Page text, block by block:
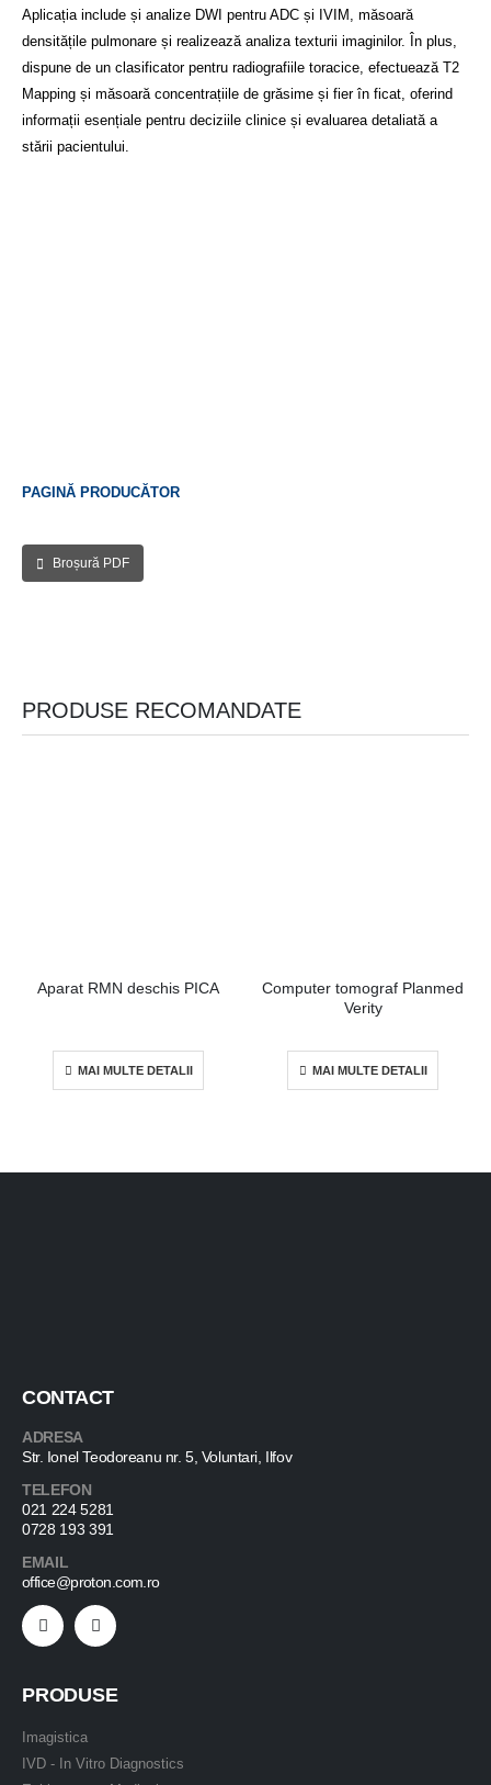
Aplicația include și analize DWI pentru ADC și IVIM, măsoară
densitățile pulmonare și realizează analiza texturii imaginilor. În plus,
dispune de un clasificator pentru radiografiile toracice, efectuează T2
Mapping și măsoară concentrațiile de grăsime și fier în ficat, oferind
informații esențiale pentru deciziile clinice și evaluarea detaliată a
stării pacientului.
PAGINĂ PRODUCĂTOR
Broșură PDF
PRODUSE RECOMANDATE
Aparat RMN deschis PICA
MAI MULTE DETALII
Computer tomograf Planmed
Verity
MAI MULTE DETALII
CONTACT
ADRESA
Str. Ionel Teodoreanu nr. 5, Voluntari, Ilfov
TELEFON
021 224 5281
0728 193 391
EMAIL
office@proton.com.ro
PRODUSE
Imagistica
IVD - In Vitro Diagnostics